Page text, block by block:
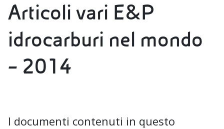
Articoli vari E&P
idrocarburi nel mondo
– 2014
I documenti contenuti in questo